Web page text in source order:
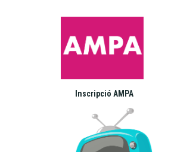
Inscripció AMPA